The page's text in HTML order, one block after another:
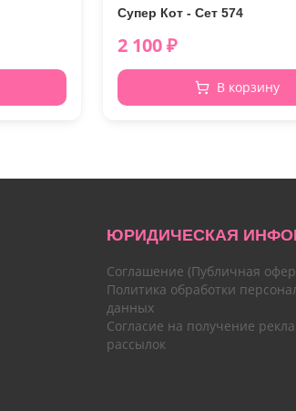
Супер Кот - Сет 574
2 100₽
В корзину
ЮРИДИЧЕСКАЯ
Соглашение (Публичная
Политика обработки
данных
Согласие на получение
рассылок